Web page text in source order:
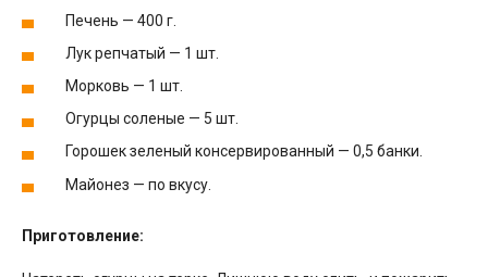
Печень — 400 г.
Лук репчатый — 1 шт.
Морковь — 1 шт.
Огурцы соленые — 5 шт.
Горошек зеленый консервированный — 0,5 банки.
Майонез — по вкусу.
Приготовление: